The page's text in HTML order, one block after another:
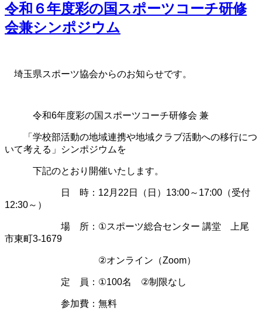
令和６年度彩の国スポーツコーチ研修
会兼シンポジウム
埼玉県スポーツ協会からのお知らせです。
令和6年度彩の国スポーツコーチ研修会 兼
「学校部活動の地域連携や地域クラブ活動への移行につ
いて考える」シンポジウムを
下記のとおり開催いたします。
日 時： 12 月 22 日（日） 13:00～ 17:00 （受付
12:30～）
場 所： ①スポーツ総合センター 講堂 上尾
市東町3‐1679
②オンライン（Zoom）
定 員： ①100名 ②制限なし
参加費：無料